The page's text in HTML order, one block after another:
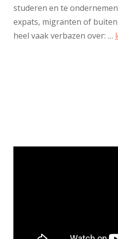
studeren en te
expats, migranten of
heel vaak verbazen over: …